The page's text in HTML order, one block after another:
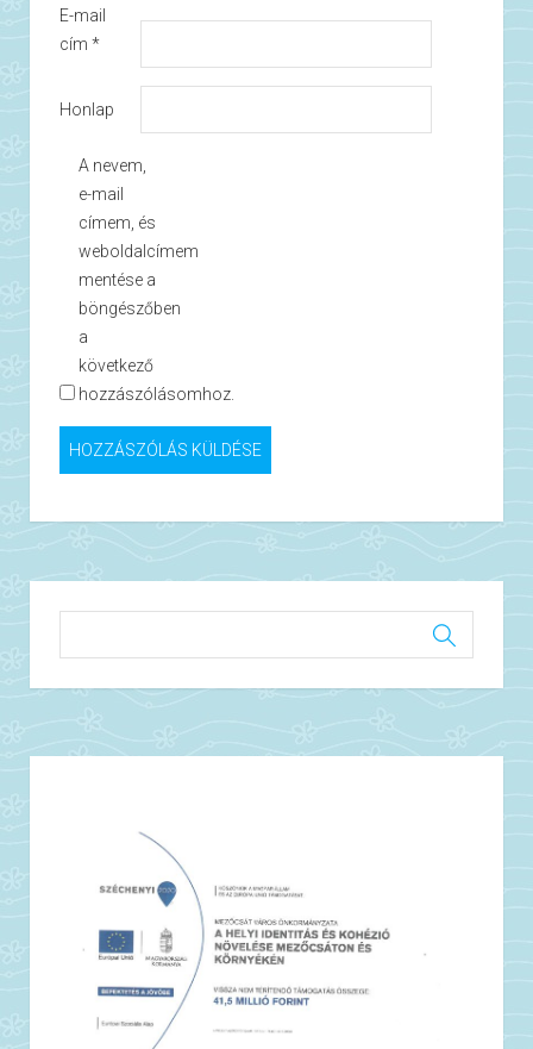
E-mail
cím *
Honlap
A nevem,
e-mail
címem, és
weboldalcímem
mentése a
böngészőben
a
következő
hozzászólásomhoz.